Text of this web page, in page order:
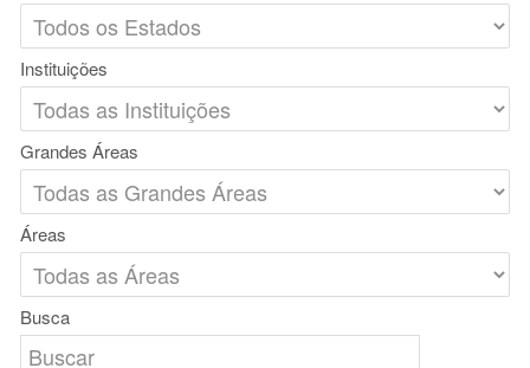
Instituições
Grandes Áreas
Áreas
Busca